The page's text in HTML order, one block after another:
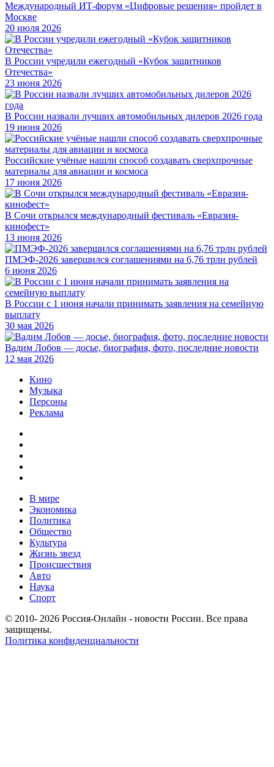
Международный ИТ-форум «Цифровые решения» пройдет в
Москве
20 июля 2026
В России учредили ежегодный «Кубок защитников
Отечества»
23 июня 2026
В России назвали лучших автомобильных дилеров 2026 года
19 июня 2026
Российские учёные нашли способ создавать сверхпрочные
материалы для авиации и космоса
17 июня 2026
В Сочи открылся международный фестиваль «Евразия-
кинофест»
13 июня 2026
ПМЭФ-2026 завершился соглашениями на 6,76 трлн рублей
6 июня 2026
В России с 1 июня начали принимать заявления на семейную
выплату
30 мая 2026
Вадим Лобов — досье, биография, фото, последние новости
12 мая 2026
Кино
Музыка
Персоны
Реклама
В мире
Экономика
Политика
Общество
Культура
Жизнь звезд
Происшествия
Авто
Наука
Спорт
© 2010- 2026 Россия-Онлайн - новости России. Все права
защищены.
Политика конфиденциальности